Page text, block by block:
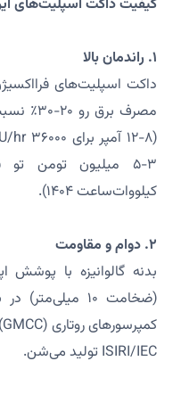
کیفیت داکت اسپلیت‌های
۱. راندمان بالا
مصرف
کیلووات‌ساعت ۱۴۰۴).
۲. دوام و مقاومت
(ضخامت ۱۰
ISIRI/IEC تولید می‌شن.